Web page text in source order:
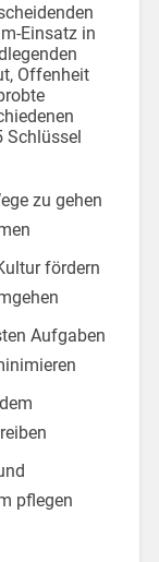
Einsatz in
Offenheit
Schlüssel
zu gehen
fördern
Aufgaben
pflegen